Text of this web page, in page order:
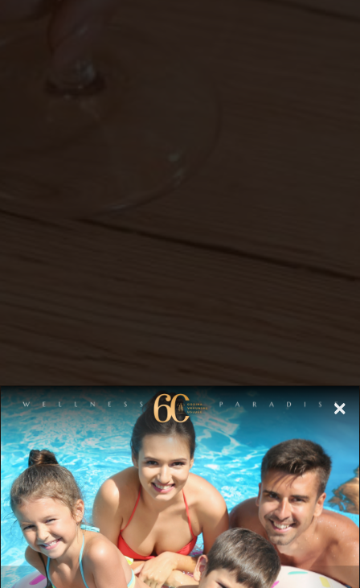
Lobby Bar
Idealno mesto za trenutke opuštanja ili poslovne sastanke.
×